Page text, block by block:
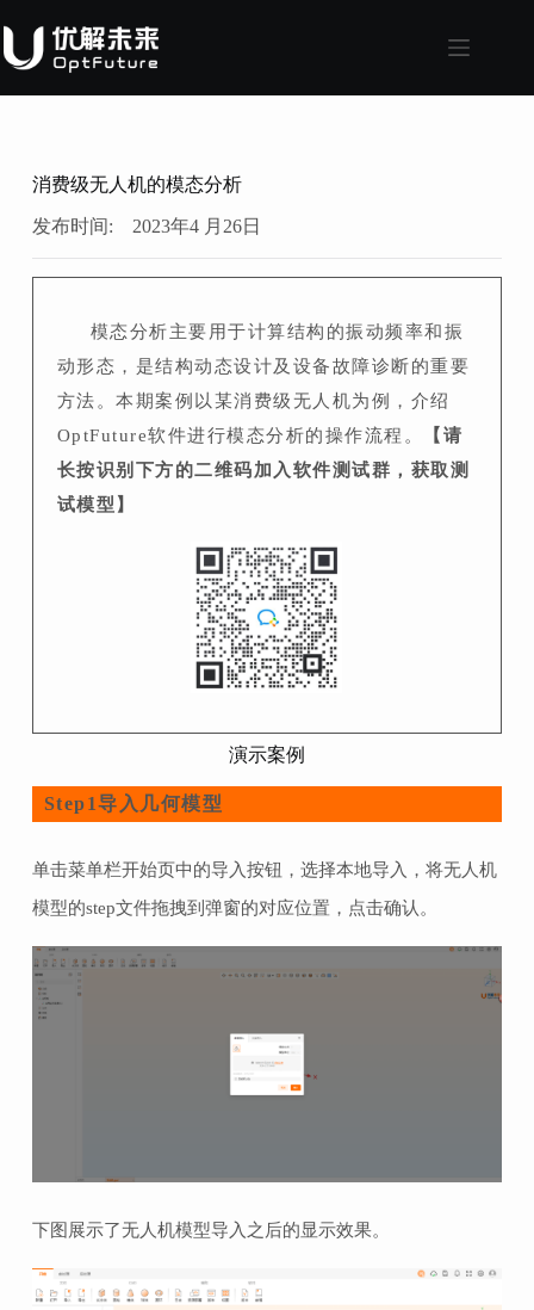
消费级无人机的模态分析
发布时间: 2023年4 月26日
模态分析主要用于计算结构的振动频率和振
动形态，是结构动态设计及设备故障诊断的重要
方法。本期案例以某消费级无人机为例，介绍
OptFuture软件进行模态分析的操作流程。
【请
长按识别下方的二维码加入软件测试群，获取测
试模型】
演示案例
Step1导入几何模型
单击菜单栏开始页中的导入按钮，选择本地导入，将无人机
模型的step文件拖拽到弹窗的对应位置，点击确认。
下图展示了无人机模型导入之后的显示效果。